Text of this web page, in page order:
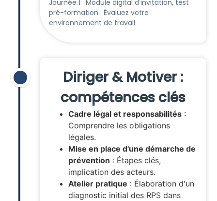
Journée 1 : Module digital d'invitation, test
pré-formation : Évaluez votre
environnement de travail
Diriger & Motiver :
compétences clés
Cadre légal et responsabilités :
Comprendre les obligations
légales.
Mise en place d'une démarche de
prévention : Étapes clés,
implication des acteurs.
Atelier pratique : Élaboration d'un
diagnostic initial des RPS dans